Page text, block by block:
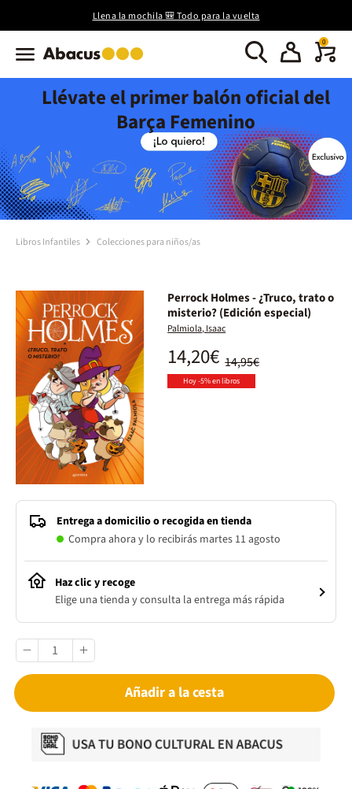
Llena la mochila 🎒 Todo para la vuelta
0
Llévate el primer balón oficial del
Barça Femenino
Libros Infantiles Colecciones para niños/as
Perrock Holmes - ¿Truco, trato o
misterio? (Edición especial)
Palmiola, Isaac
14,95€
14,20€
Hoy -5% en libros
Entrega a domicilio o recogida en tienda
Compra ahora y lo recibirás martes 11 agosto
Haz clic y recoge
Elige una tienda y consulta la entrega más rápida
Añadir a la cesta